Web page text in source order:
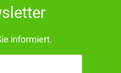
informiert.